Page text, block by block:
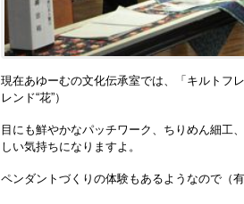
現在あゆーむの文化伝承室では、「キルトフ
レンド“花”）
目にも鮮やかなパッチワーク、ちりめん細工
しい気持ちになりますよ。
ペンダントづくりの体験もあるようなので（